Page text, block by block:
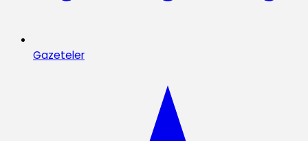
Gazeteler